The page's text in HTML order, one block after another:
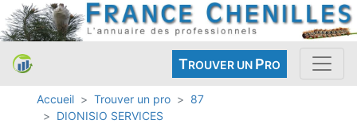
TROUVER UN PRO
Accueil Trouver un pro
87
DIONISIO SERVICES